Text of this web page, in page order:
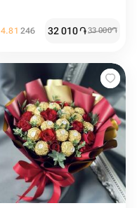
4.81 246 32 010֏33 000֏